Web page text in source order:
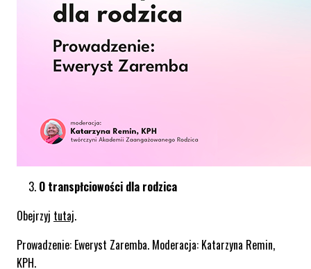
O transpłciowości dla rodzica
Obejrzyj tutaj.
Prowadzenie: Eweryst Zaremba. Moderacja: Katarzyna Remin,
KPH.